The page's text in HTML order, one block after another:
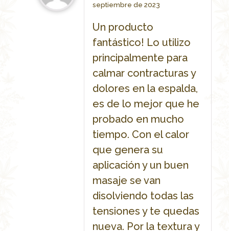
out of 5
septiembre de 2023
Un producto
fantástico! Lo utilizo
principalmente para
calmar contracturas y
dolores en la espalda,
es de lo mejor que he
probado en mucho
tiempo. Con el calor
que genera su
aplicación y un buen
masaje se van
disolviendo todas las
tensiones y te quedas
nueva. Por la textura y